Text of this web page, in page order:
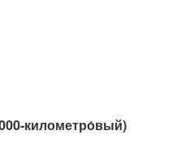
километро́вый)